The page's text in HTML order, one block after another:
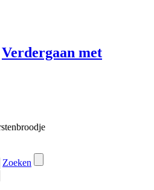
Verdergaan met
Zoeken